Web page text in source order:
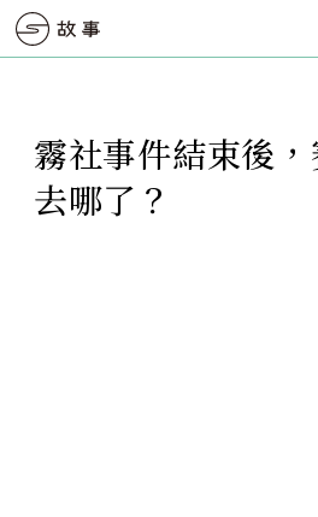
霧社事件結束後
去哪了？